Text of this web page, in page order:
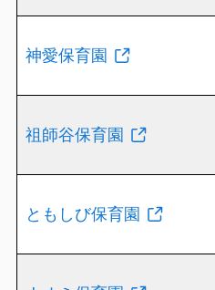
神愛保育園
祖師谷保育園
ともしび保育園